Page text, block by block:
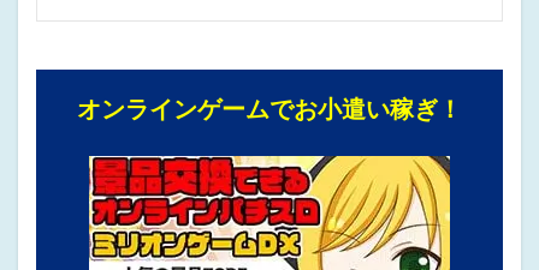
オンラインゲームでお小遣い稼ぎ！